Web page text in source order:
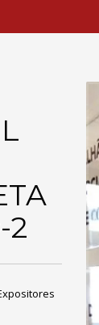
2